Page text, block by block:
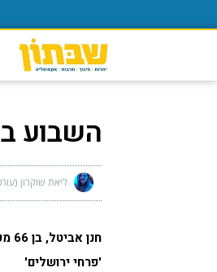
השבוע
ליאת שוקרון
'פרחי ירושלים'